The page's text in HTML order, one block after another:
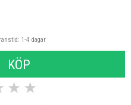
1-4 dagar
KÖP
★ ★